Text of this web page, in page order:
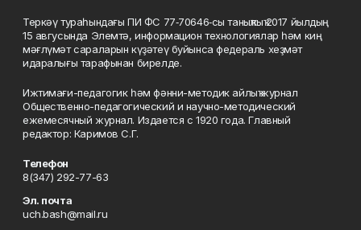
Теркәү тураһындағы ПИ ФС 77‑70646‑сы таныҡлыҡ 2017 йылдың
15 авгусында Элемтә, информацион технологиялар һәм киң
мәғлүмәт сараларын күҙәтеү буйынса федераль хеҙмәт
идаралығы тарафынан бирелде.
Ижтимағи-педагогик һәм фәнни-методик айлыҡ журнал
Общественно-педагогический и научно-методический
ежемесячный журнал. Издается с 1920 года. Главный
редактор: Каримов С.Г.
Телефон
8(347) 292-77-63
Эл. почта
uch.bash@mail.ru